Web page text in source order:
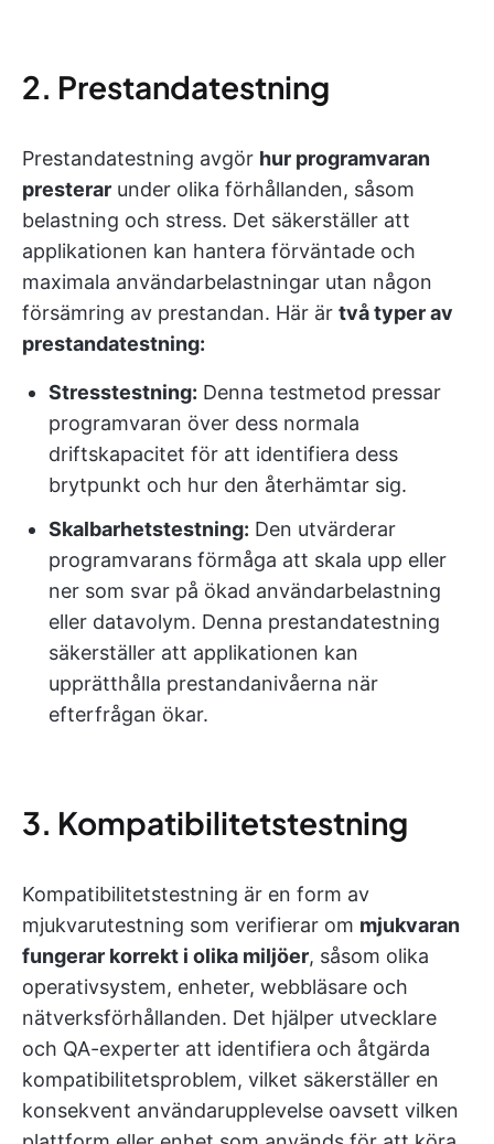
2. Prestandatestning
Prestandatestning avgör hur programvaran
presterar under olika förhållanden, såsom
belastning och stress. Det säkerställer att
applikationen kan hantera förväntade och
maximala användarbelastningar utan någon
försämring av prestandan. Här är två typer av
prestandatestning:
Stresstestning: Denna testmetod pressar
programvaran över dess normala
driftskapacitet för att identifiera dess
brytpunkt och hur den återhämtar sig.
Skalbarhetstestning: Den utvärderar
programvarans förmåga att skala upp eller
ner som svar på ökad användarbelastning
eller datavolym. Denna prestandatestning
säkerställer att applikationen kan
upprätthålla prestandanivåerna när
efterfrågan ökar.
3. Kompatibilitetstestning
Kompatibilitetstestning är en form av
mjukvarutestning som verifierar om mjukvaran
fungerar korrekt i olika miljöer, såsom olika
operativsystem, enheter, webbläsare och
nätverksförhållanden. Det hjälper utvecklare
och QA-experter att identifiera och åtgärda
kompatibilitetsproblem, vilket säkerställer en
konsekvent användarupplevelse oavsett vilken